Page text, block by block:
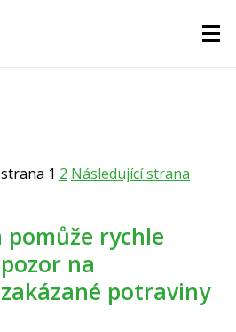
1 2 Následující strana
na
potraviny